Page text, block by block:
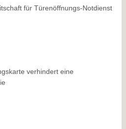
für Türenöffnungs-Notdienst
verhindert eine